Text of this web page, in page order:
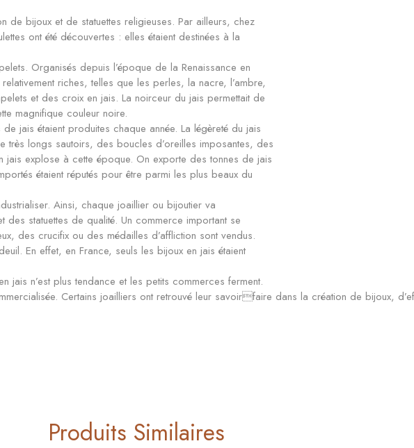
bijoux et de statuettes religieuses. Par ailleurs, chez
ont été découvertes : elles étaient destinées à la
Organisés depuis l’époque de la Renaissance en
riches, telles que les perles, la nacre, l’ambre,
et des croix en jais. La noirceur du jais permettait de
magnifique couleur noire.
jais étaient produites chaque année. La légèreté du jais
longs sautoirs, des boucles d’oreilles imposantes, des
explose à cette époque. On exporte des tonnes de jais
étaient réputés pour être parmi les plus beaux du
Ainsi, chaque joaillier ou bijoutier va
statuettes de qualité. Un commerce important se
des crucifix ou des médailles d’affliction sont vendus.
En effet, en France, seuls les bijoux en jais étaient
n’est plus tendance et les petits commerces ferment.
Certains joailliers ont retrouvé leur savoirfaire dans la création de bijoux,
Produits Similaires